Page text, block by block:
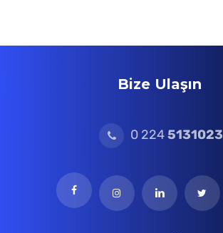
Bize Ulaşın
0 2245131023